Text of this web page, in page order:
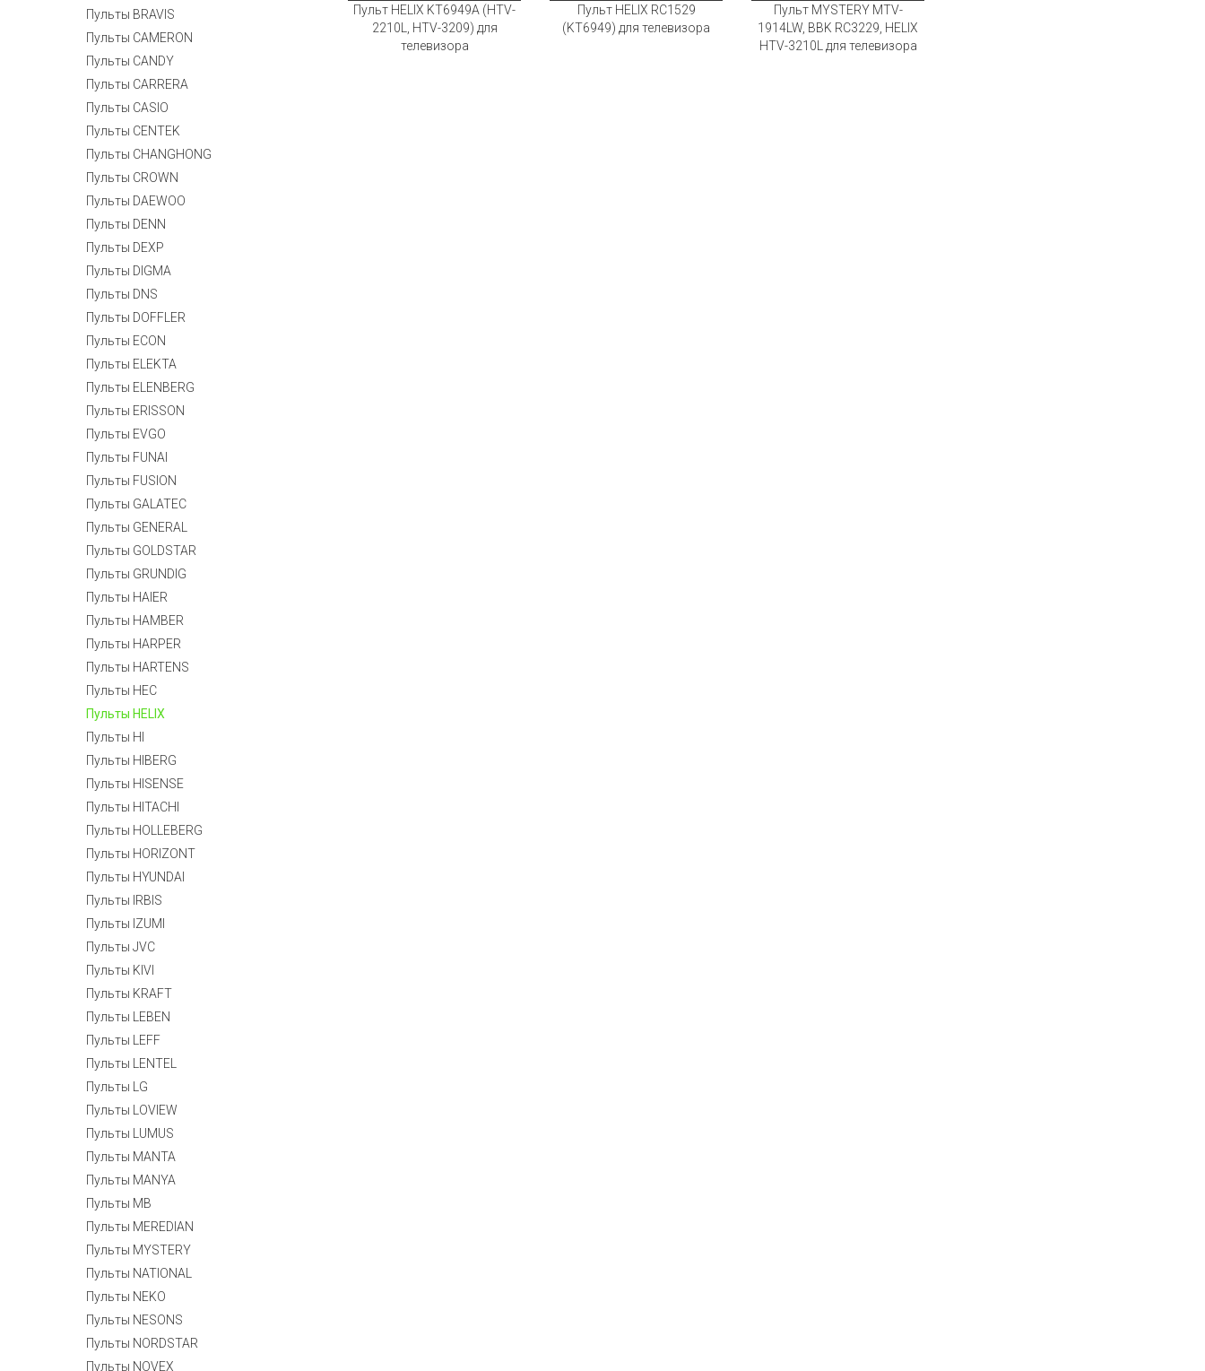
Пульты BRAVIS
Пульты CAMERON
Пульты CANDY
Пульты CARRERA
Пульты CASIO
Пульты CENTEK
Пульты CHANGHONG
Пульты CROWN
Пульты DAEWOO
Пульты DENN
Пульты DEXP
Пульты DIGMA
Пульты DNS
Пульты DOFFLER
Пульты ECON
Пульты ELEKTA
Пульты ELENBERG
Пульты ERISSON
Пульты EVGO
Пульты FUNAI
Пульты FUSION
Пульты GALATEC
Пульты GENERAL
Пульты GOLDSTAR
Пульты GRUNDIG
Пульты HAIER
Пульты HAMBER
Пульты HARPER
Пульты HARTENS
Пульты HEC
Пульты HELIX
Пульты HI
Пульты HIBERG
Пульты HISENSE
Пульты HITACHI
Пульты HOLLEBERG
Пульты HORIZONT
Пульты HYUNDAI
Пульты IRBIS
Пульты IZUMI
Пульты JVC
Пульты KIVI
Пульты KRAFT
Пульты LEBEN
Пульты LEFF
Пульты LENTEL
Пульты LG
Пульты LOVIEW
Пульты LUMUS
Пульты MANTA
Пульты MANYA
Пульты MB
Пульты MEREDIAN
Пульты MYSTERY
Пульты NATIONAL
Пульты NEKO
Пульты NESONS
Пульты NORDSTAR
Пульты NOVEX
Пульт HELIX KT6949A (HTV-
2210L, HTV-3209) для
телевизора
Пульт HELIX RC1529
(KT6949) для телевизора
Пульт MYSTERY MTV-
1914LW, BBK RC3229, HELIX
HTV-3210L для телевизора